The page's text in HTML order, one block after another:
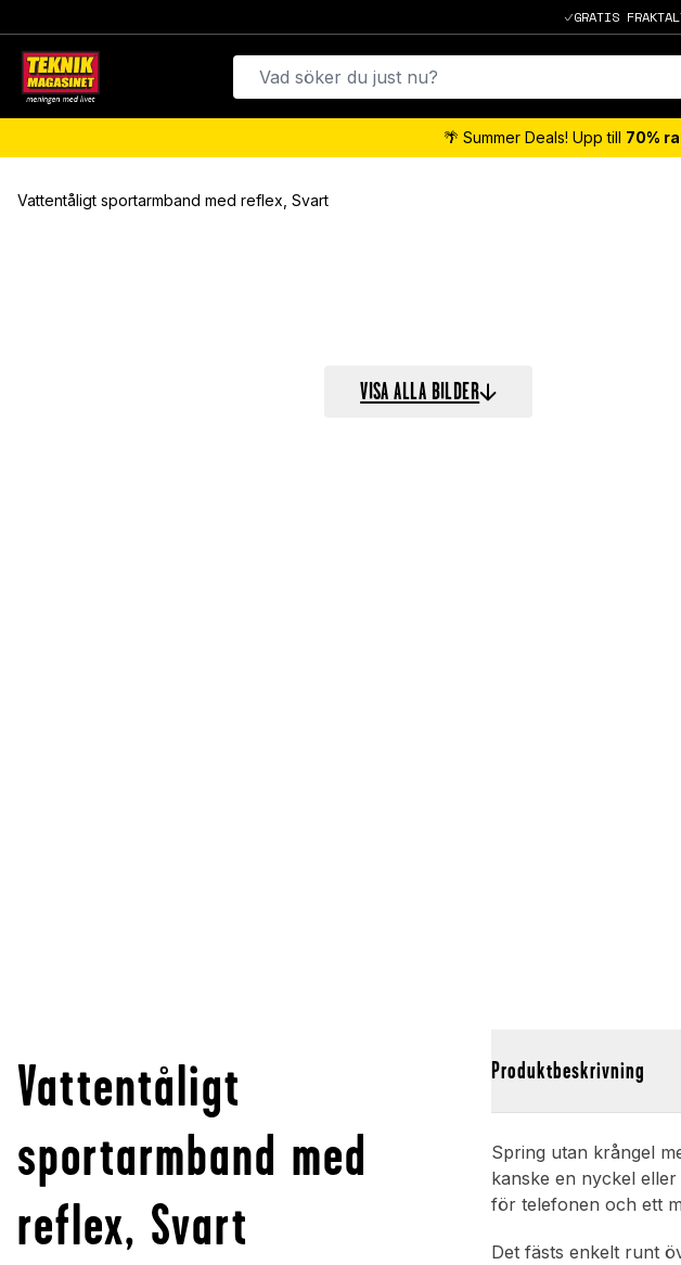
GRATIS
🌴 Summer Deals! Upp till 70%
Vattentåligt sportarmband med reflex, Svart
VISA ALLA BILDER
Vattentåligt
sportarmband med
reflex, Svart
Produktbeskrivning
Spring utan krångel
kanske en nyckel
för telefonen och ett
Det fästs enkelt runt